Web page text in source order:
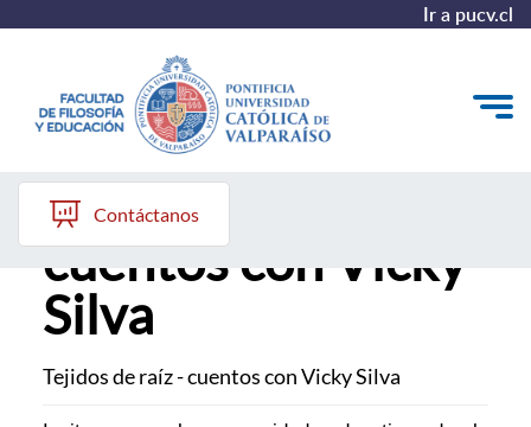
Ir a pucv.cl
Quiénes somos
Líneas de trabajo 2025-2028
Historia
Contáctanos
Tejidos de raíz -
cuentos con Vicky
Silva
Tejidos de raíz - cuentos con Vicky Silva